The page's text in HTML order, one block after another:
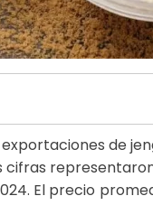
de
cifras
El precio